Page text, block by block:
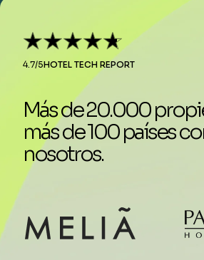
4.7/5HOTEL TECH REPORT
Más de 20.000
más de 100 países
nosotros.